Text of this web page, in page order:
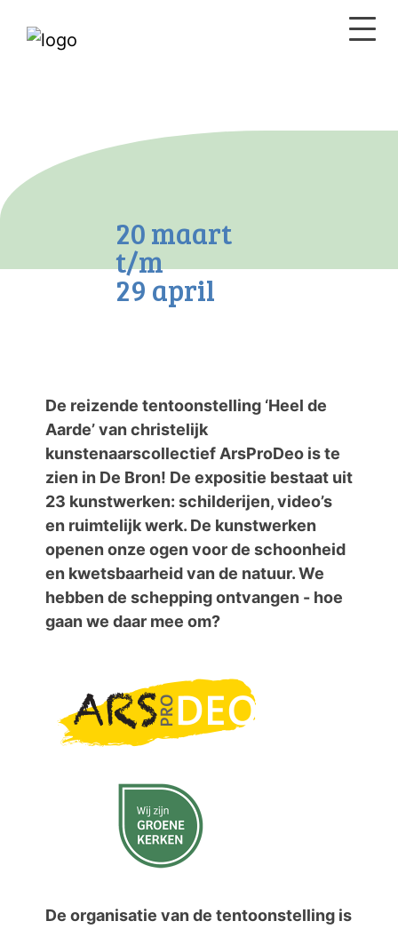
20 maart
t/m
29 april
De reizende tentoonstelling ‘Heel de
Aarde’ van christelijk
kunstenaarscollectief ArsProDeo is te
zien in De Bron! De expositie bestaat uit
23 kunstwerken: schilderijen, video’s
en ruimtelijk werk. De kunstwerken
openen onze ogen voor de schoonheid
en kwetsbaarheid van de natuur. We
hebben de schepping ontvangen - hoe
gaan we daar mee om?
De organisatie van de tentoonstelling is